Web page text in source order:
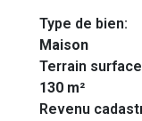
Type de bien:
Maison
Terrain
130 m²
Revenu